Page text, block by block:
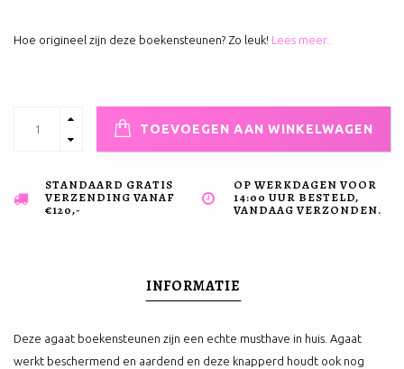
Hoe origineel zijn deze boekensteunen? Zo leuk! Lees meer..
TOEVOEGEN AAN WINKELWAGEN
STANDAARD GRATIS
VERZENDING VANAF
€120,-
OP WERKDAGEN VOOR
14:00 UUR BESTELD,
VANDAAG VERZONDEN.
INFORMATIE
Deze agaat boekensteunen zijn een echte musthave in huis. Agaat
werkt beschermend en aardend en deze knapperd houdt ook nog